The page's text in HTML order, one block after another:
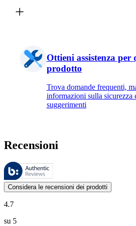
Ottieni assistenza per
prodotto
Trova domande frequenti,
informazioni sulla sicurezza
suggerimenti
Recensioni
Queste recensioni sono gestite da
Le valutazioni dei prodotti e le
Considera le recensioni dei prodotti
4.7
su 5